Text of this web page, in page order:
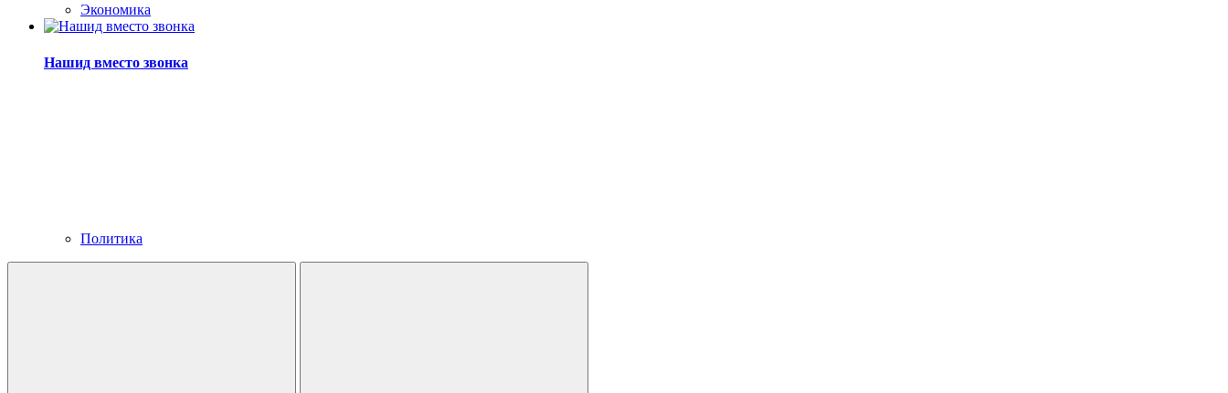
Экономика
Нашид вместо звонка
Политика